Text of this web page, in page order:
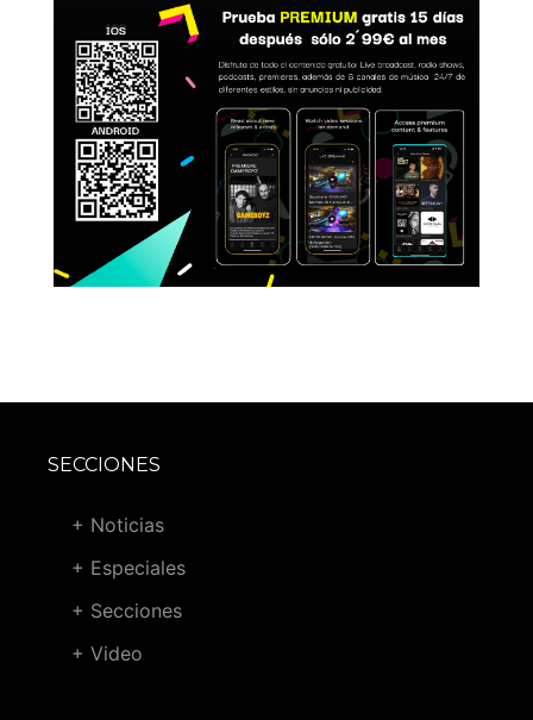
SECCIONES
+ Noticias
+ Especiales
+ Secciones
+ Video